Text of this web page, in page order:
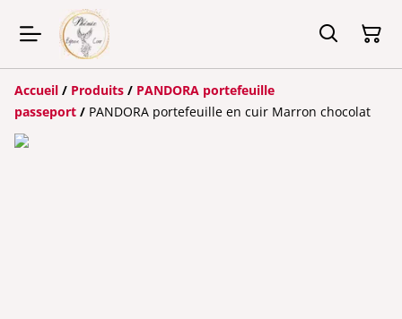
Accueil / Produits / PANDORA portefeuille
passeport / PANDORA portefeuille en cuir Marron chocolat